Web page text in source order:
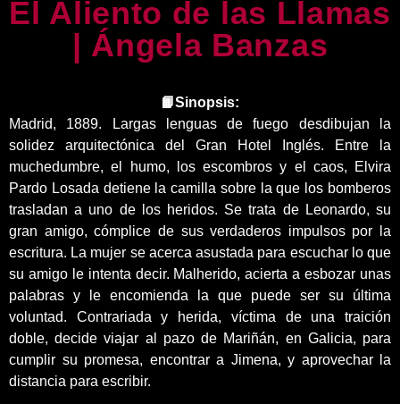
El Aliento de las Llamas
| Ángela Banzas
📙Sinopsis:
Madrid, 1889. Largas lenguas de fuego desdibujan la
solidez arquitectónica del Gran Hotel Inglés. Entre la
muchedumbre, el humo, los escombros y el caos, Elvira
Pardo Losada detiene la camilla sobre la que los bomberos
trasladan a uno de los heridos. Se trata de Leonardo, su
gran amigo, cómplice de sus verdaderos impulsos por la
escritura. La mujer se acerca asustada para escuchar lo que
su amigo le intenta decir. Malherido, acierta a esbozar unas
palabras y le encomienda la que puede ser su última
voluntad. Contrariada y herida, víctima de una traición
doble, decide viajar al pazo de Mariñán, en Galicia, para
cumplir su promesa, encontrar a Jimena, y aprovechar la
distancia para escribir.